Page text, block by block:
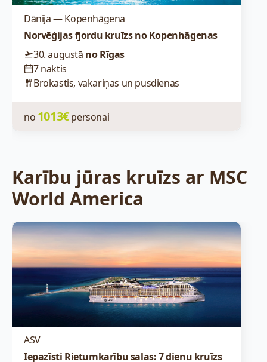
Dānija — Kopenhāgena
Norvēģijas fjordu kruīzs no Kopenhāgenas
30. augustā no Rīgas
7 naktis
Brokastis, vakariņas un pusdienas
no 1013€personai
Karību jūras kruīzs ar MSC
World America
ASV
Iepazīsti Rietumkarību salas: 7 dienu kruīzs